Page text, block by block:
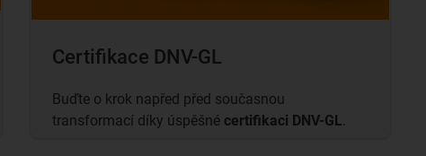
Certifikace DNV-GL
Buďte o krok napřed před současnou
transformací díky úspěšné certifikaci DNV-GL.